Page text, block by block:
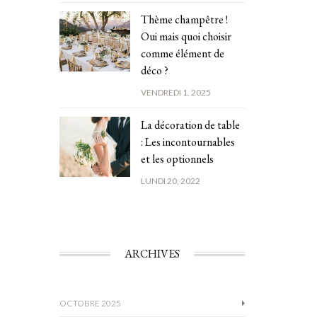
Thème champêtre !
Oui mais quoi choisir
comme élément de
déco ?
VENDREDI 1, 2025
La décoration de table
: Les incontournables
et les optionnels
LUNDI 20, 2022
ARCHIVES
OCTOBRE 2025